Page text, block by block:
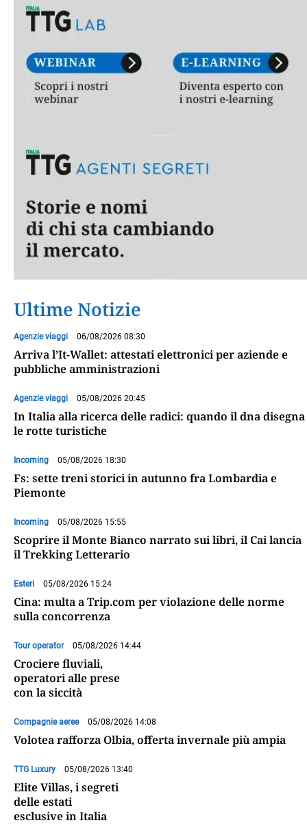
Ultime Notizie
Agenzie viaggi 06/08/2026 08:30
Arriva l’It-Wallet: attestati elettronici per aziende e
pubbliche amministrazioni
Agenzie viaggi 05/08/2026 20:45
In Italia alla ricerca delle radici: quando il dna disegna
le rotte turistiche
Incoming 05/08/2026 18:30
Fs: sette treni storici in autunno fra Lombardia e
Piemonte
Incoming 05/08/2026 15:55
Scoprire il Monte Bianco narrato sui libri, il Cai lancia
il Trekking Letterario
Esteri 05/08/2026 15:24
Cina: multa a Trip.com per violazione delle norme
sulla concorrenza
Tour operator 05/08/2026 14:44
Crociere fluviali,
operatori alle prese
con la siccità
Compagnie aeree 05/08/2026 14:08
Volotea rafforza Olbia, offerta invernale più ampia
TTG Luxury 05/08/2026 13:40
Elite Villas, i segreti
delle estati
esclusive in Italia